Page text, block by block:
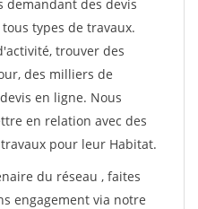
demandant des devis
types de travaux.
trouver des
des milliers de
en ligne. Nous
en relation avec des
pour leur Habitat.
du réseau , faites
engagement via notre